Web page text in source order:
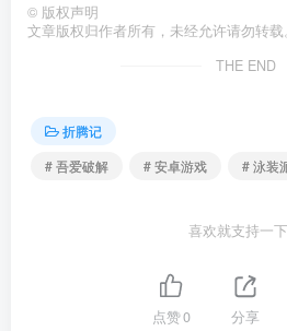
© 版权声明
文章版权归作者所有，未经允许请勿转载。
THE END
折腾记
# 吾爱破解
# 安卓游戏 # 泳装
喜欢就支持一
点赞0 分享